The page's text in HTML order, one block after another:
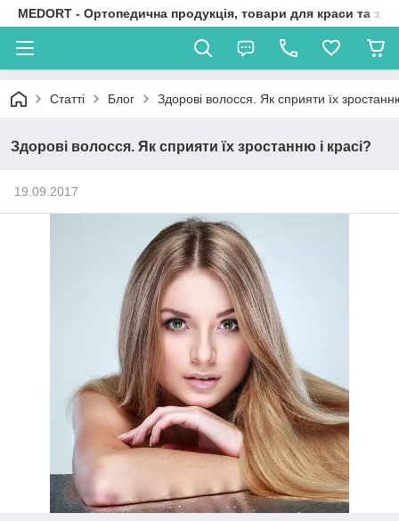
MEDORT - Ортопедична продукція, товари для краси та
Статті Блог Здорові волосся. Як сприяти їх
Здорові волосся. Як сприяти їх зростанню і красі?
19.09.2017